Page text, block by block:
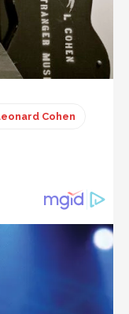
Cohen